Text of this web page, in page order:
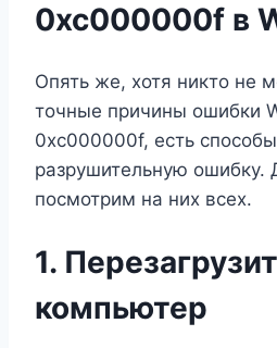
0xc000000f в
Опять же, хотя никто не
точные причины ошибки
0xc000000f, есть способы
разрушительную ошибку.
посмотрим на них всех.
1.
компьютер